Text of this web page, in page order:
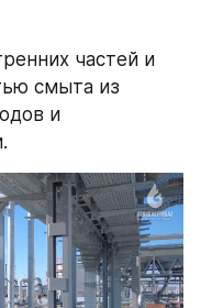
частей и
смыта из
и